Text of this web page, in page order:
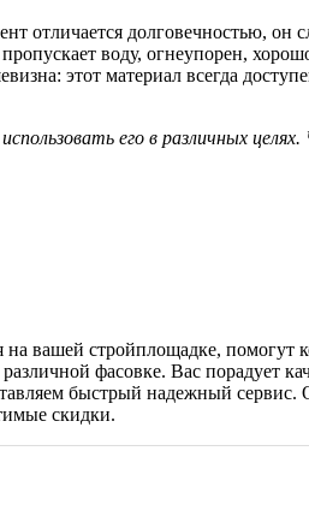
отличается долговечностью, он
воду, огнеупорен,
этот материал всегда
его в различных целях.
вашей стройплощадке, помогут
фасовке. Вас порадует
быстрый надежный сервис.
скидки.